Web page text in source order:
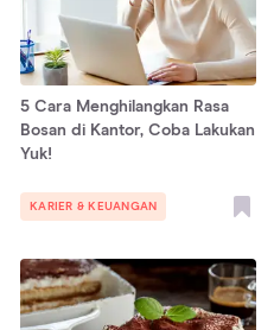
5 Cara Menghilangkan Rasa
Bosan di Kantor, Coba Lakukan
Yuk!
KARIER & KEUANGAN